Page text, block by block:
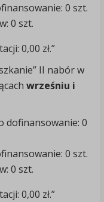
0 szt.
0 szt.
0,00 zł.”
II nabór w
wrześniu i
dofinansowanie: 0
0 szt.
0 szt.
0,00 zł.”